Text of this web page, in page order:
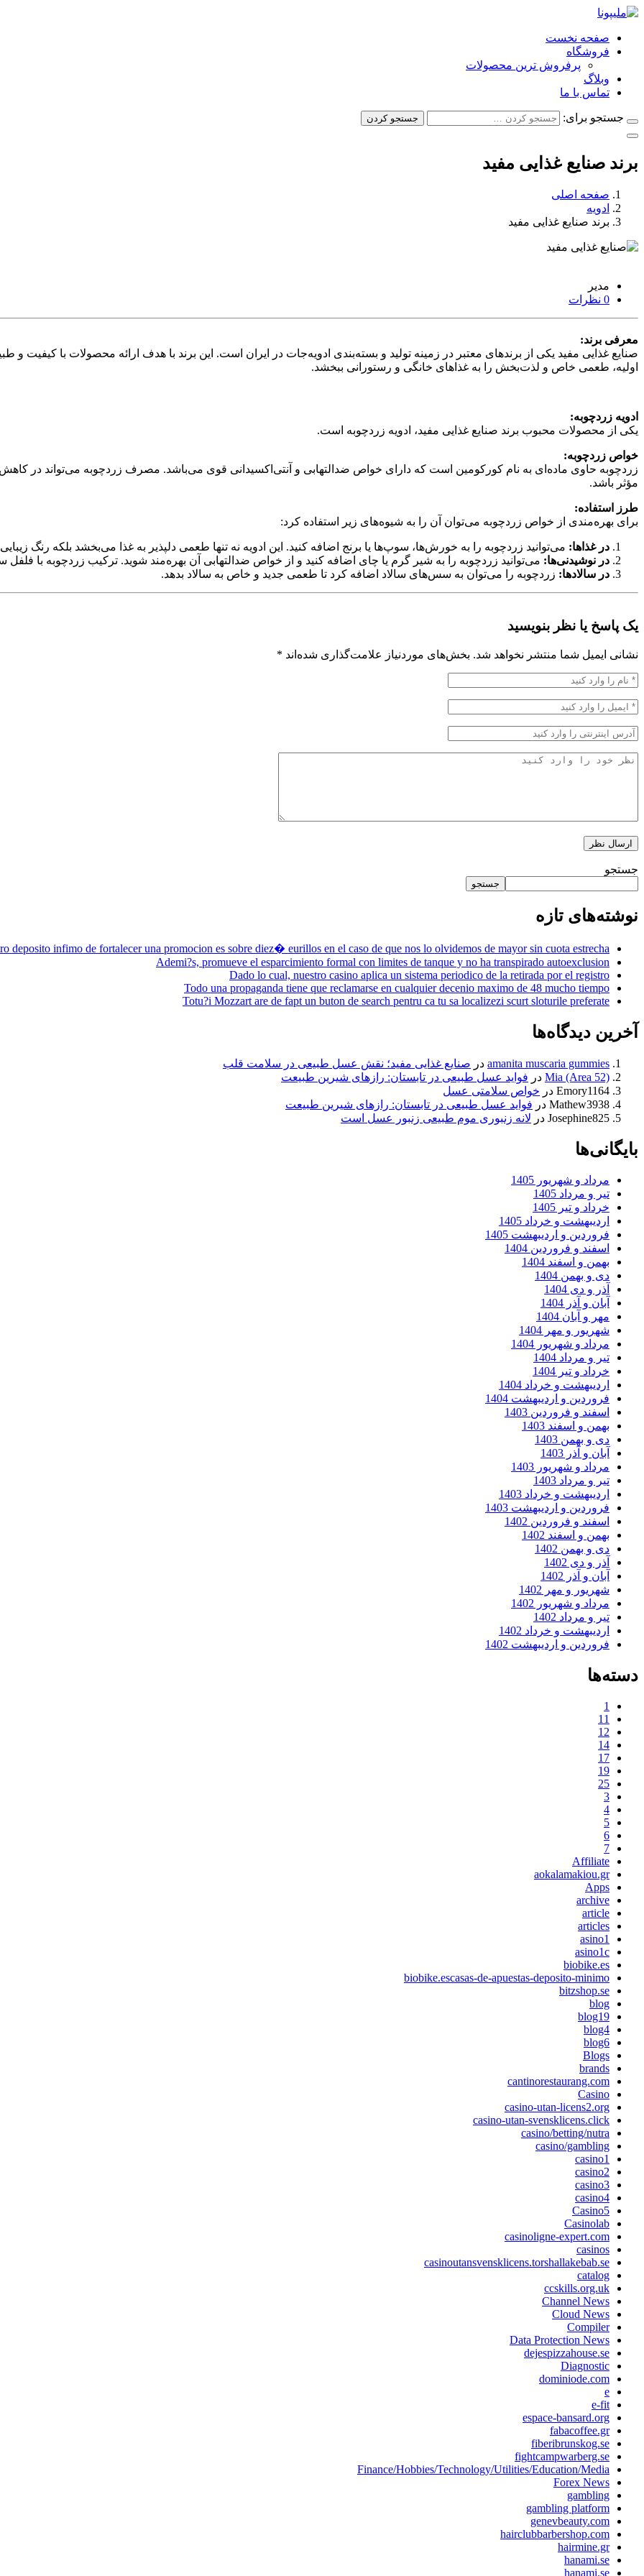
صفحه نخست
فروشگاه
پرفروش ترین محصولات
وبلاگ
تماس با ما
جستجو برای: جستجو کردن
برند صنایع غذایی مفید
صفحه اصلی
ادویه
برند صنایع غذایی مفید
مدیر
0 نظرات
معرفی برند:
صنایع غذایی مفید یکی از برندهای معتبر در زمینه تولید و بسته‌بندی ادویه‌جات در ایران است. این برند با هدف ارائه محصولات با کیفیت و
اولیه، طعمی خاص و لذت‌بخش را به غذاهای خانگی و رستورانی ببخشد.
ادویه زردچوبه:
یکی از محصولات محبوب برند صنایع غذایی مفید، ادویه زردچوبه است.
خواص زردچوبه:
زردچوبه حاوی ماده‌ای به نام کورکومین است که دارای خواص ضدالتهابی و آنتی‌اکسیدانی قوی می‌باشد. مصرف زردچوبه می‌تواند در
مؤثر باشد.
طرز استفاده:
برای بهره‌مندی از خواص زردچوبه می‌توان آن را به شیوه‌های زیر استفاده کرد:
در غذاها: می‌توانید زردچوبه را به خورش‌ها، سوپ‌ها یا برنج اضافه کنید. این ادویه نه تنها طعمی دلپذیر به غذا می‌بخشد بلکه رنگ
در نوشیدنی‌ها: می‌توانید زردچوبه را به شیر گرم یا چای اضافه کنید و از خواص ضدالتهابی آن بهره‌مند شوید. ترکیب زردچوبه با
در سالادها: زردچوبه را می‌توان به سس‌های سالاد اضافه کرد تا طعمی جدید و خاص به سالاد بدهد.
یک پاسخ یا نظر بنویسید
نشانی ایمیل شما منتشر نخواهد شد. بخش‌های موردنیاز علامت‌گذاری شده‌اند *
جستجو
جستجو
نوشته‌های تازه
deposito infimo de fortalecer una promocion es sobre diez� eurillos en el caso de que nos lo olvidemos de mayor sin cuota estrecha
Ademi?s, promueve el esparcimiento formal con limites de tanque y no ha transpirado autoexclusion
Dado lo cual, nuestro casino aplica un sistema periodico de la retirada por el registro
Todo una propaganda tiene que reclamarse en cualquier decenio maximo de 48 mucho tiempo
Totu?i Mozzart are de fapt un buton de search pentru ca tu sa localizezi scurt sloturile preferate
آخرین دیدگاه‌ها
amanita muscaria gummies در صنایع غذایی مفید؛ نقش عسل طبیعی در سلامت قلب
Mia (Area 52) در فواید عسل طبیعی در تابستان: رازهای شیرین طبیعت
Emory1164 در خواص سلامتی عسل
Mathew3938 در فواید عسل طبیعی در تابستان: رازهای شیرین طبیعت
Josephine825 در لانه زنبوری موم طبیعی زنبور عسل است
بایگانی‌ها
مرداد و شهریور 1405
تیر و مرداد 1405
خرداد و تیر 1405
اردیبهشت و خرداد 1405
فروردین و اردیبهشت 1405
اسفند و فروردین 1404
بهمن و اسفند 1404
دی و بهمن 1404
آذر و دی 1404
آبان و آذر 1404
مهر و آبان 1404
شهریور و مهر 1404
مرداد و شهریور 1404
تیر و مرداد 1404
خرداد و تیر 1404
اردیبهشت و خرداد 1404
فروردین و اردیبهشت 1404
اسفند و فروردین 1403
بهمن و اسفند 1403
دی و بهمن 1403
آبان و آذر 1403
مرداد و شهریور 1403
تیر و مرداد 1403
اردیبهشت و خرداد 1403
فروردین و اردیبهشت 1403
اسفند و فروردین 1402
بهمن و اسفند 1402
دی و بهمن 1402
آذر و دی 1402
آبان و آذر 1402
شهریور و مهر 1402
مرداد و شهریور 1402
تیر و مرداد 1402
اردیبهشت و خرداد 1402
فروردین و اردیبهشت 1402
دسته‌ها
1
11
12
14
17
19
25
3
4
5
6
7
Affiliate
aokalamakiou.gr
Apps
archive
article
articles
asino1
asino1c
biobike.es
biobike.escasas-de-apuestas-deposito-minimo
bitzshop.se
blog
blog19
blog4
blog6
Blogs
brands
cantinorestaurang.com
Casino
casino-utan-licens2.org
casino-utan-svensklicens.click
casino/betting/nutra
casino/gambling
casino1
casino2
casino3
casino4
Casino5
Casinolab
casinoligne-expert.com
casinos
casinoutansvensklicens.torshallakebab.se
catalog
ccskills.org.uk
Channel News
Cloud News
Compiler
Data Protection News
dejespizzahouse.se
Diagnostic
dominiode.com
e
e-fit
espace-bansard.org
fabacoffee.gr
fiberibrunskog.se
fightcampwarberg.se
Finance/Hobbies/Technology/Utilities/Education/Media
Forex News
gambling
gambling platform
genevbeauty.com
hairclubbarbershop.com
hairmine.gr
hanami.se
hanami.se